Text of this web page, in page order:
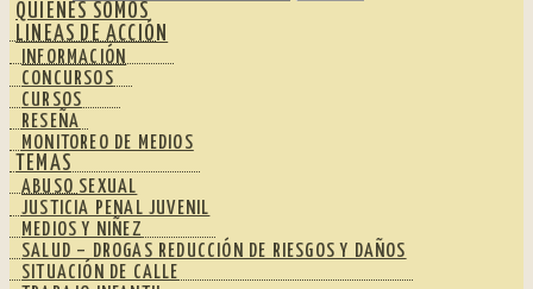
QUIENES SOMOS
LINEAS DE ACCIÓN
INFORMACIÓN
CONCURSOS
CURSOS
RESEÑA
MONITOREO DE MEDIOS
TEMAS
ABUSO SEXUAL
JUSTICIA PENAL JUVENIL
MEDIOS Y NIÑEZ
SALUD – DROGAS REDUCCIÓN DE RIESGOS Y DAÑOS
SITUACIÓN DE CALLE